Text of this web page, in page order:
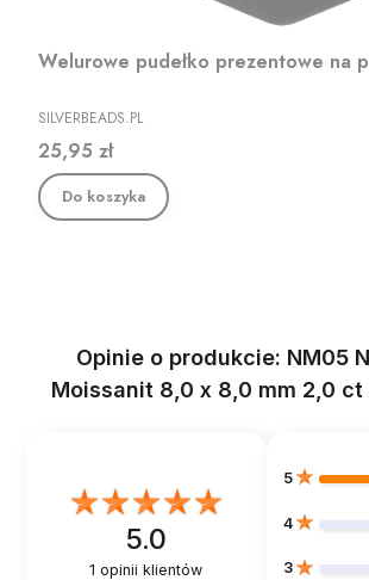
Welurowe pudełko prezentowe na
PRODUCENT
SILVERBEADS.PL
Cena
25,95 zł
Do koszyka
Opinie o produkcie: NM05
Moissanit 8,0 x 8,0 mm 2,0
5.0
1 opinii klientów
5
4
3